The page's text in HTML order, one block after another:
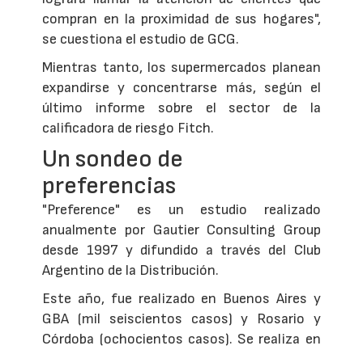
compran en la proximidad de sus hogares",
se cuestiona el estudio de GCG.
Mientras tanto, los supermercados planean
expandirse y concentrarse más, según el
último informe sobre el sector de la
calificadora de riesgo Fitch.
Un sondeo de
preferencias
"Preference" es un estudio realizado
anualmente por Gautier Consulting Group
desde 1997 y difundido a través del Club
Argentino de la Distribución.
Este año, fue realizado en Buenos Aires y
GBA (mil seiscientos casos) y Rosario y
Córdoba (ochocientos casos). Se realiza en